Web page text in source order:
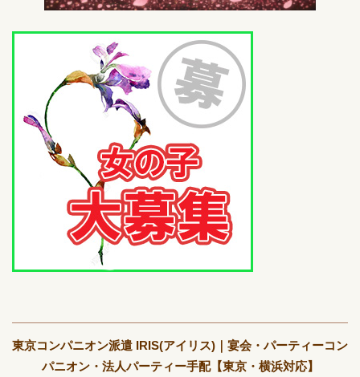
東京コンパニオン派遣 IRIS(アイリス)｜宴会・パーティーコン
パニオン・法人パーティー手配【東京・横浜対応】